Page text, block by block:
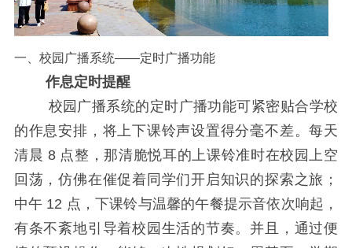
一、校园广播系统——定时广播功能
作息定时提醒
校园广播系统的定时广播功能可紧密贴合学校
的作息安排，将上下课铃声设置得分毫不差。每天
清晨 8 点整，那清脆悦耳的上课铃准时在校园上空
回荡，仿佛在催促着同学们开启知识的探索之旅；
中午 12 点，下课铃与温馨的午餐提示音依次响起，
有条不紊地引导着校园生活的节奏。并且，通过便